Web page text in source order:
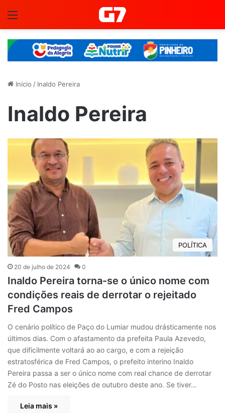
Início / Inaldo Pereira
Inaldo Pereira
POLÍTICA
20 de julho de 2024 0
Inaldo Pereira torna-se o único nome com
condições reais de derrotar o rejeitado
Fred Campos
O cenário político de Paço do Lumiar mudou drásticamente nos
últimos dias. Com o afastamento da prefeita Paula Azevedo,
que dificilmente voltará ao ao cargo, e com a rejeição
estratosférica de Fred Campos, o prefeito interino Inaldo
Pereira passa a ser o único nome com real chance de derrotar
Zé do Posto nas eleições de outubro deste ano. Se tiver…
Leia mais »